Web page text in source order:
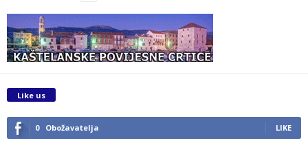
Like us
0 Obožavatelja LIKE